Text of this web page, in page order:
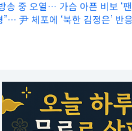
송 중 오열… 가슴 아픈 비보 ‘
”… 尹 체포에 ‘북한 김정은’ 반응